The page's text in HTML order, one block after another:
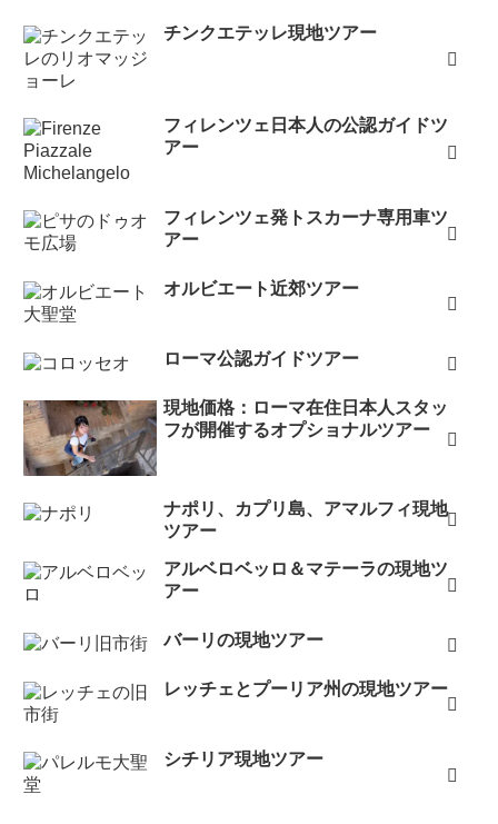
チンクエテッレ現地ツアー
フィレンツェ日本人の公認ガイドツ
アー
フィレンツェ発トスカーナ専用車ツ
アー
オルビエート近郊ツアー
ローマ公認ガイドツアー
現地価格：ローマ在住日本人スタッ
フが開催するオプショナルツアー
ナポリ、カプリ島、アマルフィ現地
ツアー
アルベロベッロ＆マテーラの現地ツ
アー
バーリの現地ツアー
レッチェとプーリア州の現地ツアー
シチリア現地ツアー